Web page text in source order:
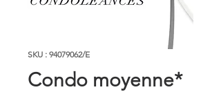
SKU : 94079062/E
Condo moyenne*